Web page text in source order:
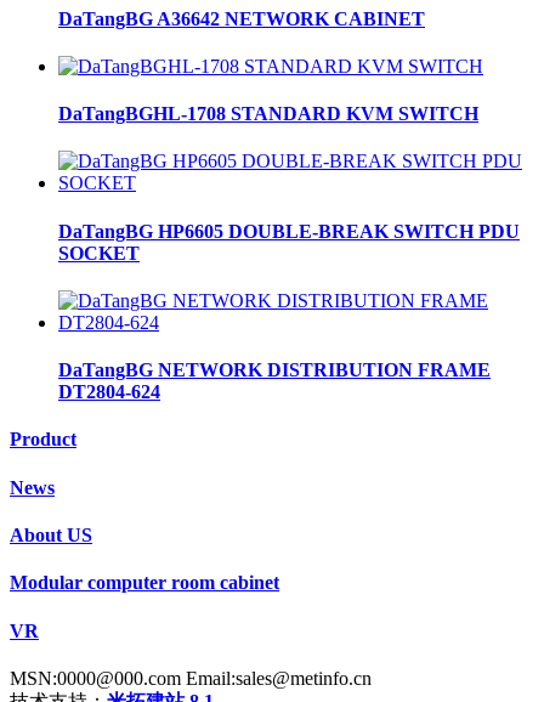
DaTangBG A36642 NETWORK CABINET
DaTangBGHL-1708 STANDARD KVM SWITCH
DaTangBG HP6605 DOUBLE-BREAK SWITCH PDU
SOCKET
DaTangBG NETWORK DISTRIBUTION FRAME
DT2804-624
Product
News
About US
Modular computer room cabinet
VR
MSN:0000@000.com Email:sales@metinfo.cn